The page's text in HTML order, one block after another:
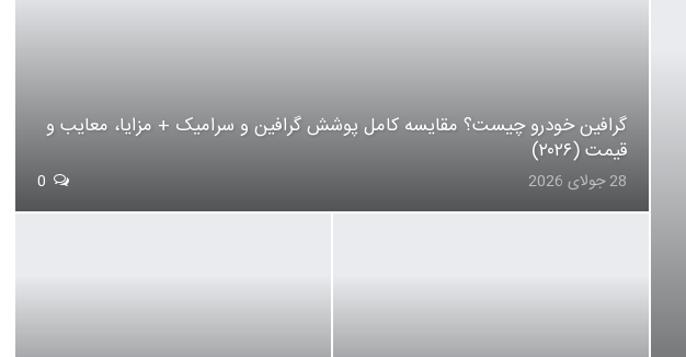
گرافین خودرو چیست؟ مقایسه کامل پوشش گرافین و سرامیک + مزایا، معایب و
قیمت (۲۰۲۶)
28 جولای 2026